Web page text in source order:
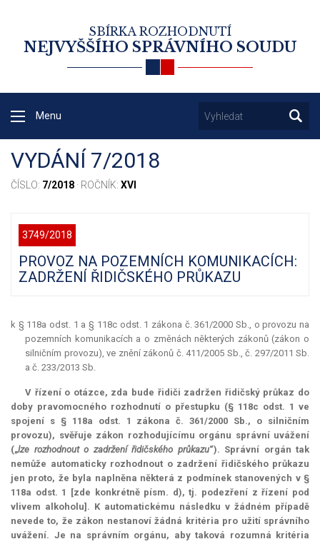
SBÍRKA ROZHODNUTÍ
NEJVYŠŠÍHO SPRÁVNÍHO SOUDU
Menu
VYDÁNÍ 7/2018
ČÍSLO: 7/2018 · ROČNÍK: XVI
3749/2018
PROVOZ NA POZEMNÍCH KOMUNIKACÍCH:
ZADRŽENÍ ŘIDIČSKÉHO PRŮKAZU
k § 118a odst. 1 a § 118c odst. 1 zákona č. 361/2000 Sb., o provozu na
pozemních komunikacích a o změnách některých zákonů (zákon o
silničním provozu), ve znění zákonů č. 411/2005 Sb., č. 297/2011 Sb.
a č. 233/2013 Sb.
V řízení o otázce, zda bude řidiči zadržen řidičský průkaz do
doby pravomocného rozhodnutí o přestupku (§ 118c odst. 1 ve
spojení s § 118a odst. 1 zákona č. 361/2000 Sb., o silničním
provozu), svěřuje zákon rozhodujícímu orgánu správní uvážení
(„lze rozhodnout o zadržení řidičského průkazu“). Správní orgán tak
nemůže automaticky rozhodnout o zadržení řidičského průkazu
jen proto, že byla naplněna některá z podmínek stanovených v §
118a odst. 1 [zde konkrétně písm. d), tj. podezření z řízení pod
vlivem alkoholu]. K automatickému následku v žádném případě
nevede to, že zákon nestanoví žádná kritéria pro užití správního
uvážení. Je na správním orgánu, aby taková rozumná kritéria